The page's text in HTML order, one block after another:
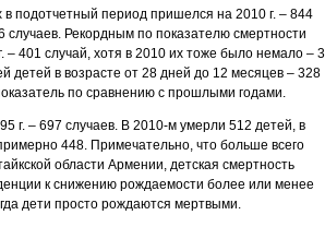
подотчетный период пришелся на 2010 г. – 844
Рекордным по показателю смертности
401 случай, хотя в 2010 их тоже было немало –
детей в возрасте от 28 дней до 12 месяцев – 328
по сравнению с прошлыми годами.
г. – 697 случаев. В 2010-м умерли 512 детей, в
448. Примечательно, что больше всего
области Армении, детская смертность
к снижению рождаемости более или менее
дети просто рождаются мертвыми.